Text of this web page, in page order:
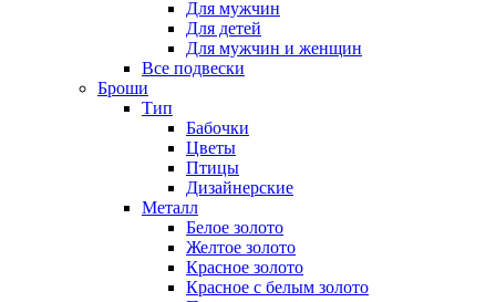
Для мужчин
Для детей
Для мужчин и женщин
Все подвески
Броши
Тип
Бабочки
Цветы
Птицы
Дизайнерские
Металл
Белое золото
Желтое золото
Красное золото
Красное с белым золото